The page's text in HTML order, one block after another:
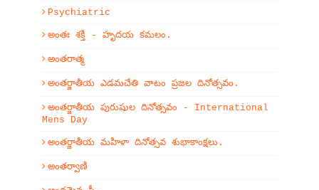
Psychiatric
అంతః శక్తి - హృదయ కమలం.
అంతరాత్మ
అంతర్జాతీయ ఎడమచేతి వాటం ప్రజల దినోత్సవం.
అంతర్జాతీయ పురుషుల దినోత్సవం - International
Mens Day
అంతర్జాతీయ మహిళా దినోత్సవ శుభాకాంక్షలు.
అంతర్వాణి